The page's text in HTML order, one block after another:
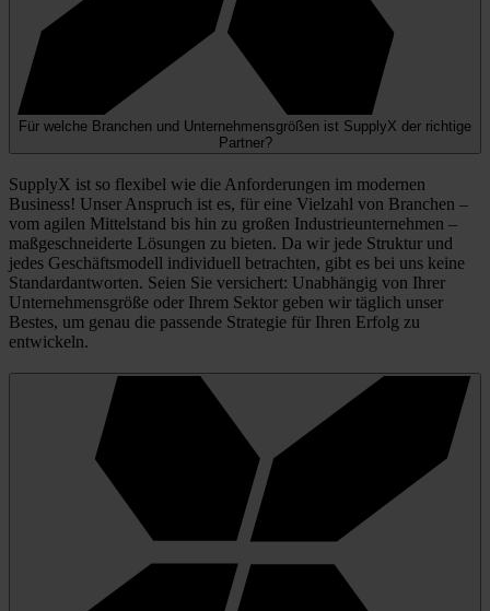
Für welche Branchen und Unternehmensgrößen ist SupplyX der richtige
Partner?
SupplyX ist so flexibel wie die Anforderungen im modernen
Business! Unser Anspruch ist es, für eine Vielzahl von Branchen –
vom agilen Mittelstand bis hin zu großen Industrieunternehmen –
maßgeschneiderte Lösungen zu bieten. Da wir jede Struktur und
jedes Geschäftsmodell individuell betrachten, gibt es bei uns keine
Standardantworten. Seien Sie versichert: Unabhängig von Ihrer
Unternehmensgröße oder Ihrem Sektor geben wir täglich unser
Bestes, um genau die passende Strategie für Ihren Erfolg zu
entwickeln.